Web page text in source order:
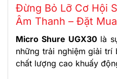
Đừng Bỏ Lỡ Cơ Hội
Âm Thanh – Đặt
Micro Shure UGX30 là
những trải nghiệm giải trí
chất lượng cao khuấy